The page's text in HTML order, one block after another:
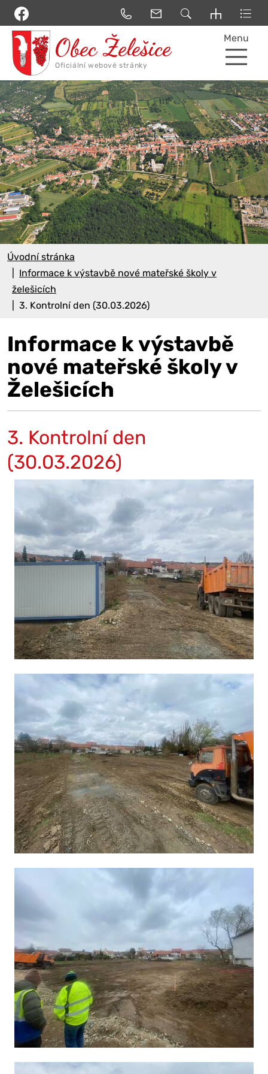
Menu
Úvodní stránka
Informace k výstavbě nové mateřské školy v
želešicích
3. Kontrolní den (30.03.2026)
Informace k výstavbě
nové mateřské školy v
Želešicích
3. Kontrolní den
(30.03.2026)